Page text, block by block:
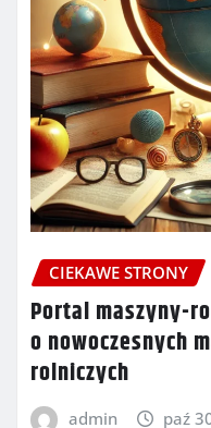
CIEKAWE STRONY
Portal maszyny-
o nowoczesnych
rolniczych
admin paź